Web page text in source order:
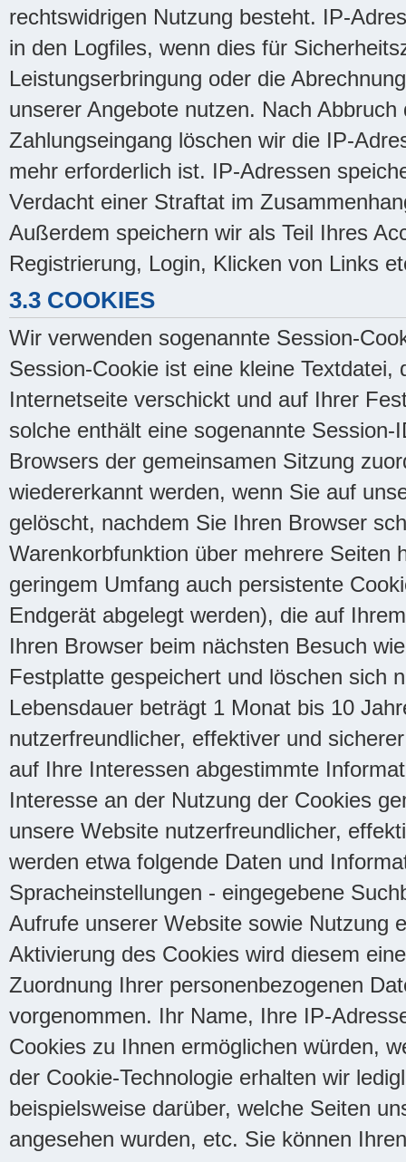
rechtswidrigen Nutzung besteht. IP-
in den Logfiles, wenn dies für
Leistungserbringung oder die
unserer Angebote nutzen. Nach
Zahlungseingang löschen wir die IP-
mehr erforderlich ist. IP-Adressen
Verdacht einer Straftat im
Außerdem speichern wir als Teil Ihres
Registrierung, Login, Klicken von Links
3.3 COOKIES
Wir verwenden sogenannte Session-
Session-Cookie ist eine kleine
Internetseite verschickt und auf Ihrer
solche enthält eine sogenannte
Browsers der gemeinsamen Sitzung
wiedererkannt werden, wenn Sie auf
gelöscht, nachdem Sie Ihren Browser
Warenkorbfunktion über mehrere Seiten
geringem Umfang auch persistente
Endgerät abgelegt werden), die auf
Ihren Browser beim nächsten Besuch
Festplatte gespeichert und löschen sich
Lebensdauer beträgt 1 Monat bis 10
nutzerfreundlicher, effektiver und
auf Ihre Interessen abgestimmte
Interesse an der Nutzung der Cookies
unsere Website nutzerfreundlicher,
werden etwa folgende Daten und
Spracheinstellungen - eingegebene
Aufrufe unserer Website sowie Nutzung
Aktivierung des Cookies wird diesem
Zuordnung Ihrer personenbezogenen
vorgenommen. Ihr Name, Ihre IP-
Cookies zu Ihnen ermöglichen würden,
der Cookie-Technologie erhalten wir
beispielsweise darüber, welche Seiten
angesehen wurden, etc. Sie können